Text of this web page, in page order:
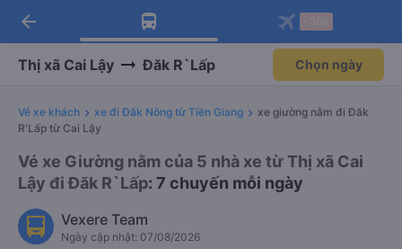
Tải app Vexere ngay!
Nhận ưu đãi thành viên độc
Mở app
Tải app Vexere
-30k/ghế khi đặt vé máy bay qua
Mở app
arrow_back
Thị xã Cai Lậy Đăk R`Lấp Chọn ngày
Vé xe khách xe đi Đăk Nông từ Tiền Giang
xe giường nằm đi Đăk
R'Lấp từ Cai Lậy
Vé xe Giường nằm của 5 nhà xe từ Thị xã Cai
Lậy đi Đăk R`Lấp: 7 chuyến mỗi ngày
Vexere Team
Ngày cập nhật: 07/08/2026